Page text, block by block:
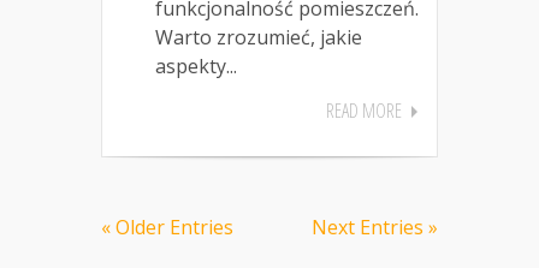
funkcjonalność pomieszczeń.
Warto zrozumieć, jakie
aspekty...
READ MORE
« Older Entries Next Entries »